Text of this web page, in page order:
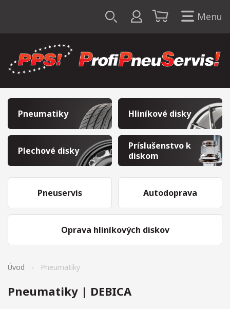
Menu
Pneumatiky Hliníkové disky
Plechové disky
Príslušenstvo k
diskom
Pneuservis
Oprava hliníkových diskov
Autodoprava
Úvod Pneumatiky
Pneumatiky | DEBICA